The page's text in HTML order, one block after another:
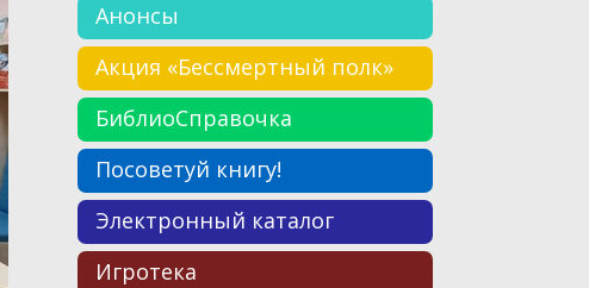
Анонсы
Акция «Бессмертный полк»
БиблиоСправочка
Посоветуй книгу!
Электронный каталог
Игротека